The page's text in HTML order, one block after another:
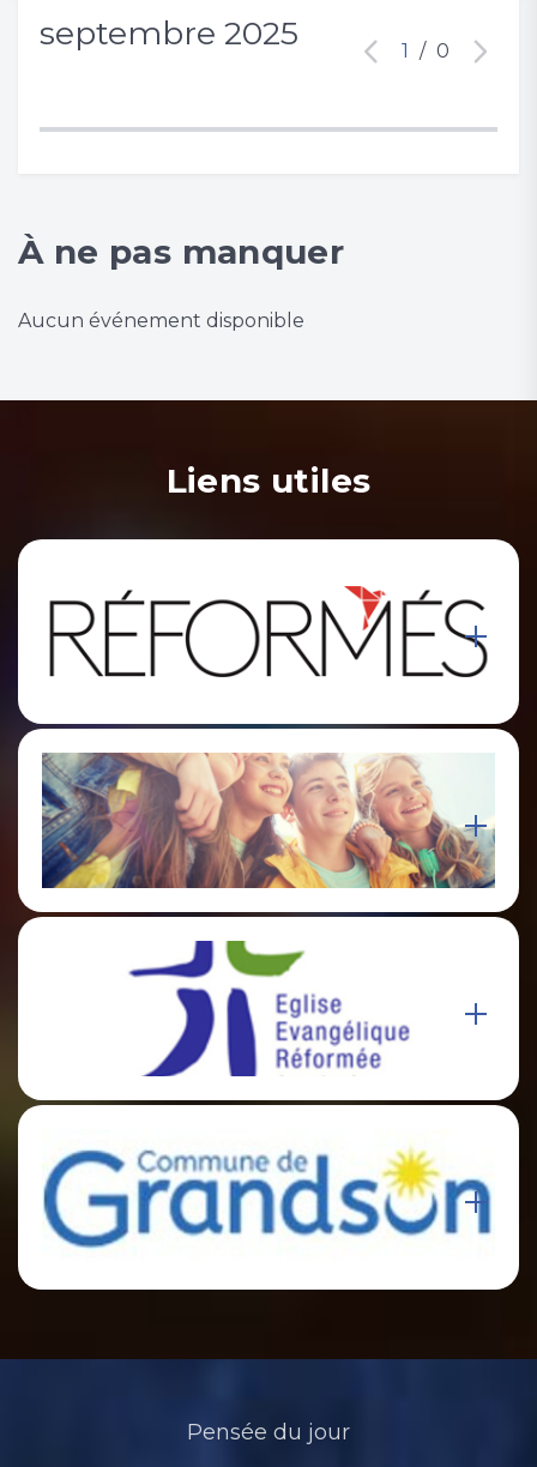
septembre 2025 1 / 0
À ne pas manquer
Aucun événement disponible
Liens utiles
Pensée du jour